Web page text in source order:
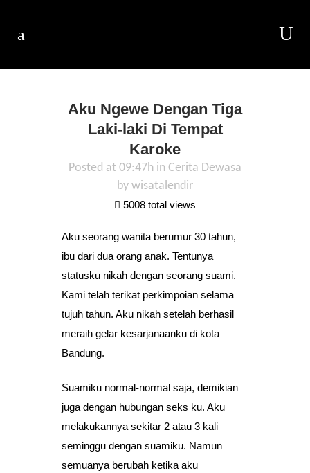
Aku Ngewe Dengan Tiga
Laki-laki Di Tempat
Karoke
Posted at 09:47h in Cerita Dewasa
by wisatalendir
5008 total views
Aku seorang wanita berumur 30 tahun,
ibu dari dua orang anak. Tentunya
statusku nikah dengan seorang suami.
Kami telah terikat perkimpoian selama
tujuh tahun. Aku nikah setelah berhasil
meraih gelar kesarjanaanku di kota
Bandung.
Suamiku normal-normal saja, demikian
juga dengan hubungan seks ku. Aku
melakukannya sekitar 2 atau 3 kali
seminggu dengan suamiku. Namun
semuanya berubah ketika aku